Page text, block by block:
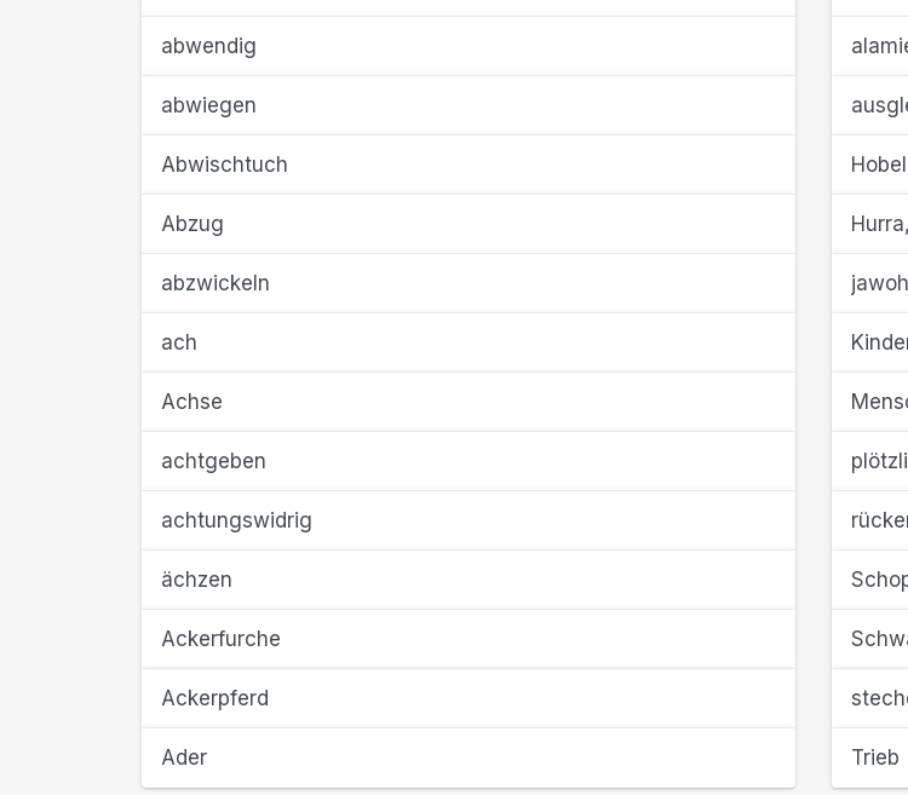
abwendig
abwiegen
Abwischtuch
Abzug
abzwickeln
ach
Achse
achtgeben
achtungswidrig
ächzen
Ackerfurche
Ackerpferd
Ader
Hobel
jawohl
Trieb